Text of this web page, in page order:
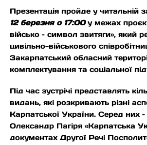
Презентація пройде у читальній
12 березня о 17:00у межах
військо – символ звитяги», який
цивільно-військового
Закарпатський обласний
комплектування та соціальної
Під час зустрічі представлять
видань, які розкривають різні
Карпатської України. Серед них –
Олександр Пагіря «Карпатська
документах Другої Речі